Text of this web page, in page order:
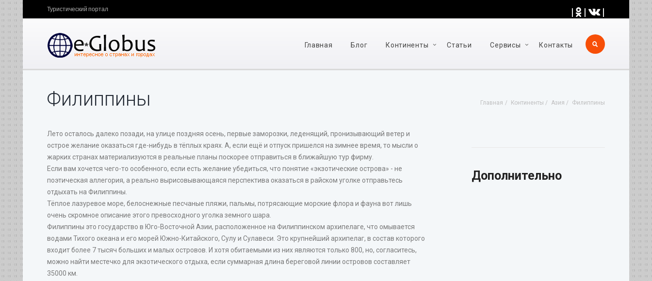
| | |
Туристический портал
Главная Блог Континенты Статьи Cервисы Контакты
Главная Континенты Азия Филиппины
Филиппины
Лето осталось далеко позади, на улице поздняя осень, первые заморозки, леденящий, пронизывающий ветер и
острое желание оказаться где-нибудь в тёплых краях. А, если ещё и отпуск пришелся на зимнее время, то мысли о
жарких странах материализуются в реальные планы поскорее отправиться в ближайшую тур фирму.
Если вам хочется чего-то особенного, если есть желание убедиться, что понятие «экзотические острова» - не
поэтическая аллегория, а реально вырисовывающаяся перспектива оказаться в райском уголке отправьтесь
отдыхать на Филиппины.
Тёплое лазуревое море, белоснежные песчаные пляжи, пальмы, потрясающие морские флора и фауна вот лишь
очень скромное описание этого превосходного уголка земного шара.
Филиппины это государство в Юго-Восточной Азии, расположенное на Филиппинском архипелаге, что омывается
водами Тихого океана и его морей Южно-Китайского, Сулу и Сулавеси. Это крупнейший архипелаг, в состав которого
входит более 7 тысяч больших и малых островов. И хотя обитаемыми из них являются только 800, но, согласитесь,
можно найти местечко для экзотического отдыха, если суммарная длина береговой линии островов составляет
35000 км.
Дополнительно